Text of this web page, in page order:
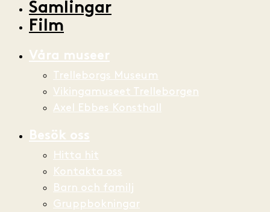
Samlingar
Film
Våra museer
Trelleborgs Museum
Vikingamuseet Trelleborgen
Axel Ebbes Konsthall
Besök oss
Hitta hit
Kontakta oss
Barn och familj
Gruppbokningar